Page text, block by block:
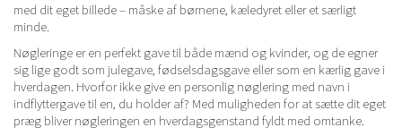
med dit eget billede – måske af børnene, kæledyret eller et særligt
minde.
Nøgleringe er en perfekt gave til både mænd og kvinder, og de egner
sig lige godt som julegave, fødselsdagsgave eller som en kærlig gave i
hverdagen. Hvorfor ikke give en personlig nøglering med navn i
indflyttergave til en, du holder af? Med muligheden for at sætte dit eget
præg bliver nøgleringen en hverdagsgenstand fyldt med omtanke.